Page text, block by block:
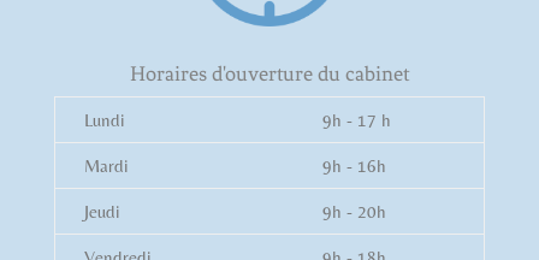
Horaires d'ouverture du cabinet
Lundi 9h - 17 h
Mardi 9h - 16h
Jeudi 9h - 20h